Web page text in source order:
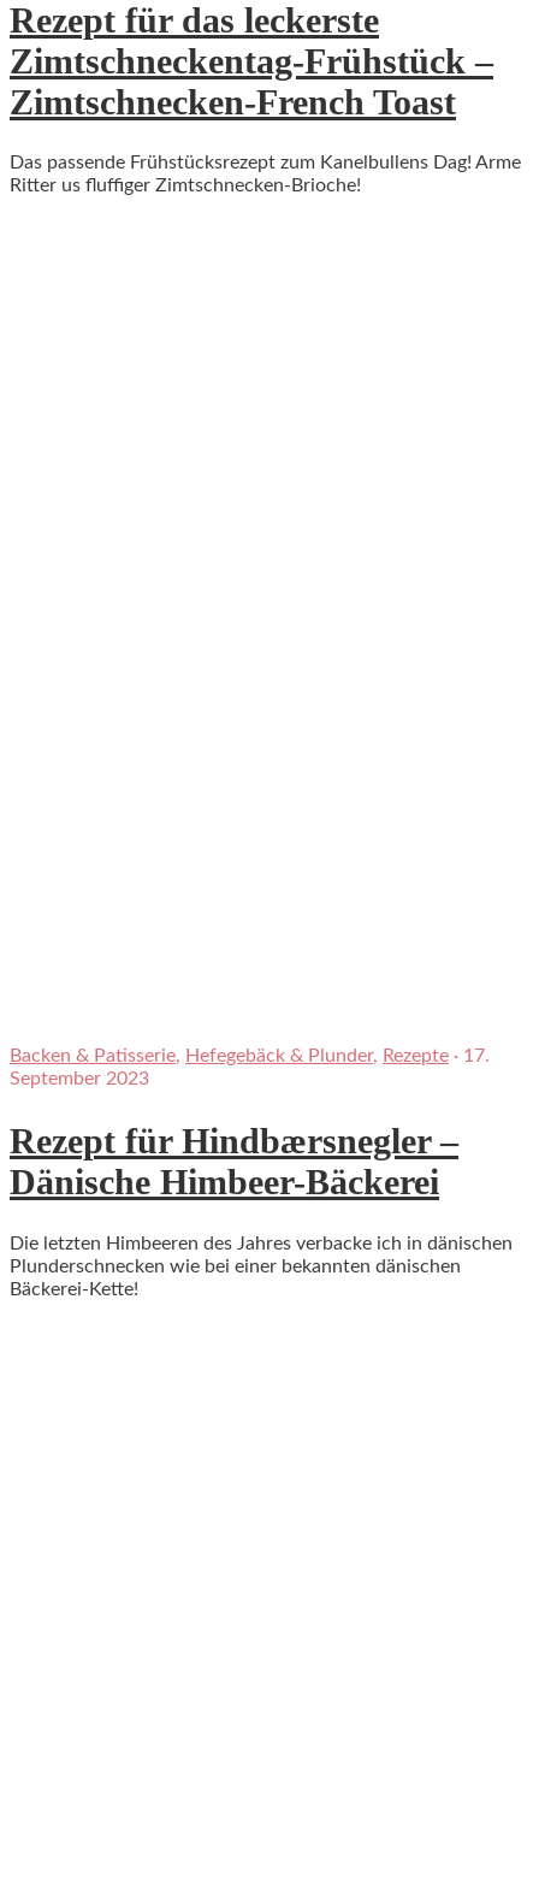
Rezept für das leckerste
Zimtschneckentag-Frühstück –
Zimtschnecken-French Toast
Das passende Frühstücksrezept zum Kanelbullens Dag! Arme
Ritter us fluffiger Zimtschnecken-Brioche!
Backen & Patisserie, Hefegebäck & Plunder, Rezepte · 17.
September 2023
Rezept für Hindbærsnegler –
Dänische Himbeer-Bäckerei
Die letzten Himbeeren des Jahres verbacke ich in dänischen
Plunderschnecken wie bei einer bekannten dänischen
Bäckerei-Kette!